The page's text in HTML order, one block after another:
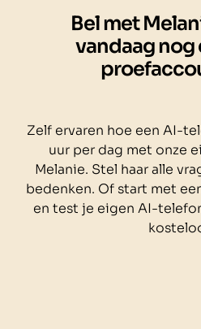
Bel met
vandaag nog
Zelf ervaren hoe een AI-
uur per dag met onze
Melanie. Stel haar alle
bedenken. Of start met
en test je eigen AI-